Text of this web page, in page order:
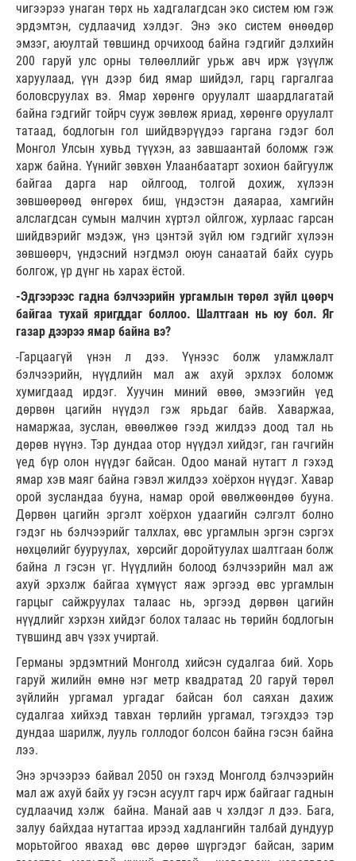
чигээрээ унаган төрх нь хадгалагдсан эко систем юм гэж
эрдэмтэн, судлаачид хэлдэг. Энэ эко систем өнөөдөр
эмзэг, аюултай төвшинд орчихоод байна гэдгийг дэлхийн
200 гаруй улс орны төлөөллийг урьж авч ирж үзүүлж
харуулаад, үүн дээр бид ямар шийдэл, гарц гаргалгаа
боловсруулах вэ. Ямар хөрөнгө оруулалт шаардлагатай
байна гэдгийг тойрч сууж зөвлөж яриад, хөрөнгө оруулалт
татаад, бодлогын гол шийдвэрүүдээ гаргана гэдэг бол
Монгол Улсын хувьд түүхэн, аз завшаантай боломж гэж
харж байна. Үүнийг зөвхөн Улаанбаатарт зохион байгуулж
байгаа дарга нар ойлгоод, толгой дохиж, хүлээн
зөвшөөрөөд өнгөрөх биш, үндэстэн даяараа, хамгийн
алслагдсан сумын малчин хүртэл ойлгож, хурлаас гарсан
шийдвэрийг мэдэж, үнэ цэнтэй зүйл юм гэдгийг хүлээн
зөвшөөрч, үндэсний нэгдмэл оюун санаатай байх суурь
болгож, үр дүнг нь харах ёстой.
-Эдгээрээс гадна бэлчээрийн ургамлын төрөл зүйл цөөрч
байгаа тухай яригддаг боллоо. Шалтгаан нь юу бол. Яг
газар дээрээ ямар байна вэ?
-Гарцаагүй үнэн л дээ. Үүнээс болж уламжлалт
бэлчээрийн, нүүдлийн мал аж ахуй эрхлэх боломж
хумигдаад ирдэг. Хуучин миний өвөө, эмээгийн үед
дөрвөн цагийн нүүдэл гэж ярьдаг байв. Хаваржаа,
намаржаа, зуслан, өвөөлжөө гээд жилдээ доод тал нь
дөрөв нүүнэ. Тэр дундаа отор нүүдэл хийдэг, ган гачгийн
үед бүр олон нүүдэг байсан. Одоо манай нутагт л гэхэд
ямар хэв маяг байна гэвэл жилдээ хоёрхон нүүдэг. Хавар
орой зусландаа бууна, намар орой өвөлжөөндөө бууна.
Дөрвөн цагийн эргэлт хоёрхон удаагийн сэлгэлт болно
гэдэг нь бэлчээрийг талхлах, өвс ургамлын эргэн сэргэх
нөхцөлийг бууруулах, хөрсийг доройтуулах шалтгаан болж
байна л гэсэн үг. Нүүдлийн болоод бэлчээрийн мал аж
ахуй эрхэлж байгаа хүмүүст яаж эргээд өвс ургамлын
гарцыг сайжруулах талаас нь, эргээд дөрвөн цагийн
нүүдлийг хэрхэн хийдэг болох талаас нь төрийн бодлогын
түвшинд авч үзэх учиртай.
Германы эрдэмтний Монголд хийсэн судалгаа бий. Хорь
гаруй жилийн өмнө нэг метр квадратад 20 гаруй төрөл
зүйлийн ургамал ургадаг байсан бол саяхан дахиж
судалгаа хийхэд тавхан төрлийн ургамал, тэгэхдээ тэр
дундаа шарилж, лууль голлодог болсон байна гэсэн байна
лээ.
Энэ эрчээрээ байвал 2050 он гэхэд Монголд бэлчээрийн
мал аж ахуй байх уу гэсэн асуулт гарч ирж байгааг гаднын
судлаачид хэлж байна. Манай аав ч хэлдэг л дээ. Бага,
залуу байхдаа нутагтаа ирээд хадлангийн талбай дундуур
морьтойгоо явахад өвс дөрөө шүргэдэг байсан, зарим